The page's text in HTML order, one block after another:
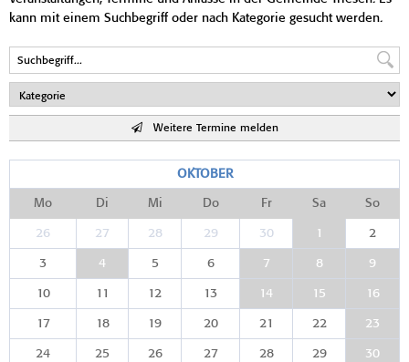
kann mit einem Suchbegriff oder nach Kategorie gesucht werden.
Weitere Termine melden
OKTOBER
Mo Di Mi Do Fr Sa So
26 27 28 29 30 1 2
3 4 5 6 7 8 9
10 11 12 13 14 15 16
17 18 19 20 21 22 23
24 25 26 27 28 29 30